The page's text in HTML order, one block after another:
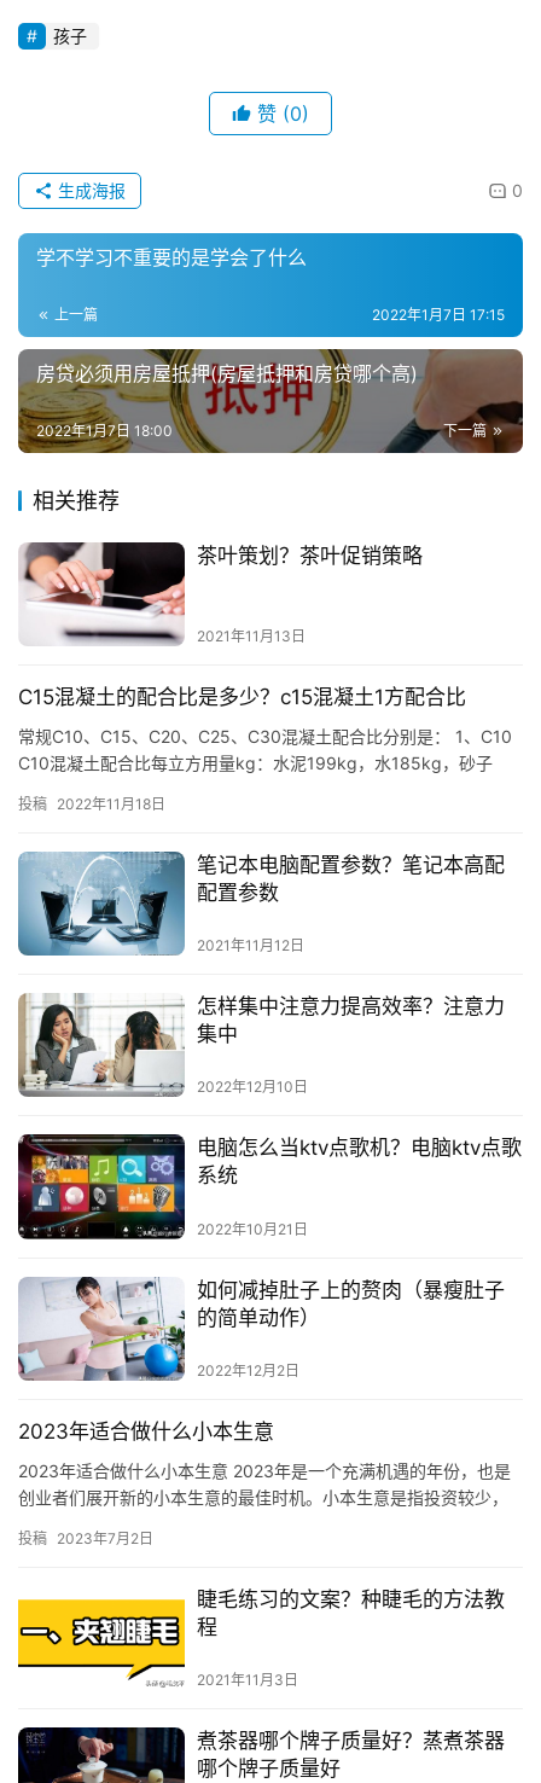
孩子
赞 (0)
0
生成海报
学不学习不重要的是学会了什么
上一篇 2022年1月7日 17:15
房贷必须用房屋抵押(房屋抵押和房贷哪个高)
下一篇
2022年1月7日 18:00
相关推荐
茶叶策划？茶叶促销策略
2021年11月13日
C15混凝土的配合比是多少？c15混凝土1方配合比
常规C10、C15、C20、C25、C30混凝土配合比分别是： 1、C10
C10混凝土配合比每立方用量kg：水泥199kg，水185kg，砂子
投稿 2022年11月18日
笔记本电脑配置参数？笔记本高配
配置参数
2021年11月12日
怎样集中注意力提高效率？注意力
集中
2022年12月10日
电脑怎么当ktv点歌机？电脑ktv点歌
系统
2022年10月21日
如何减掉肚子上的赘肉（暴瘦肚子
的简单动作）
2022年12月2日
2023年适合做什么小本生意
2023年适合做什么小本生意 2023年是一个充满机遇的年份，也是
创业者们展开新的小本生意的最佳时机。小本生意是指投资较少，
投稿 2023年7月2日
睫毛练习的文案？种睫毛的方法教
程
2021年11月3日
煮茶器哪个牌子质量好？蒸煮茶器
哪个牌子质量好